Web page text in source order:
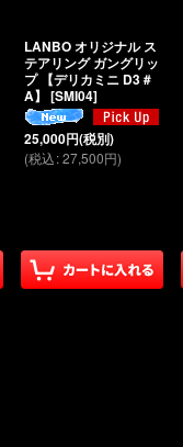
LANBO オリジナル ス
テアリング ガングリッ
プ 【デリカミニ D3＃
A】 [SMI04]
25,000円(税別)
(税込:27,500円)